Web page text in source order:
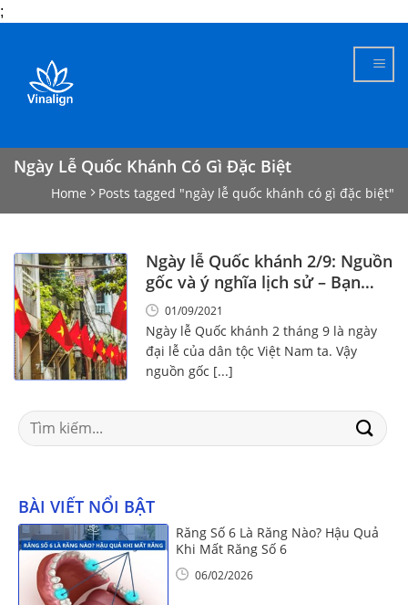
;
content
Ngày Lễ Quốc Khánh Có Gì Đặc Biệt
Home Posts tagged "ngày lễ quốc khánh có gì đặc biệt"
Ngày lễ Quốc khánh 2/9: Nguồn
gốc và ý nghĩa lịch sử – Bạn
nên biết!
01/09/2021
Ngày lễ Quốc khánh 2 tháng 9 là ngày
đại lễ của dân tộc Việt Nam ta. Vậy
nguồn gốc [...]
Search
for:
BÀI VIẾT NỔI BẬT
Răng Số 6 Là Răng Nào? Hậu Quả
Khi Mất Răng Số 6
06/02/2026